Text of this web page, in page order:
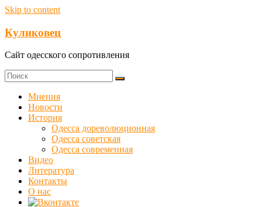
Skip to content
Куликовец
Сайт одесского сопротивления
Мнения
Новости
История
Одесса дореволюционная
Одесса советская
Одесса современная
Видео
Литература
Контакты
О нас